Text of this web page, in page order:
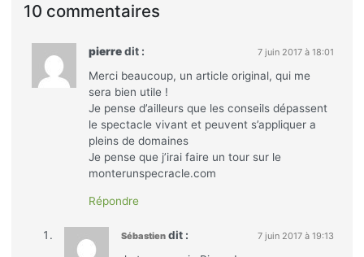
10 commentaires
pierre dit : 7 juin 2017 à 18:01
Merci beaucoup, un article original, qui me
sera bien utile !
Je pense d’ailleurs que les conseils dépassent
le spectacle vivant et peuvent s’appliquer a
pleins de domaines
Je pense que j’irai faire un tour sur le
monterunspecracle.com
Répondre
Sébastien dit : 7 juin 2017 à 19:13